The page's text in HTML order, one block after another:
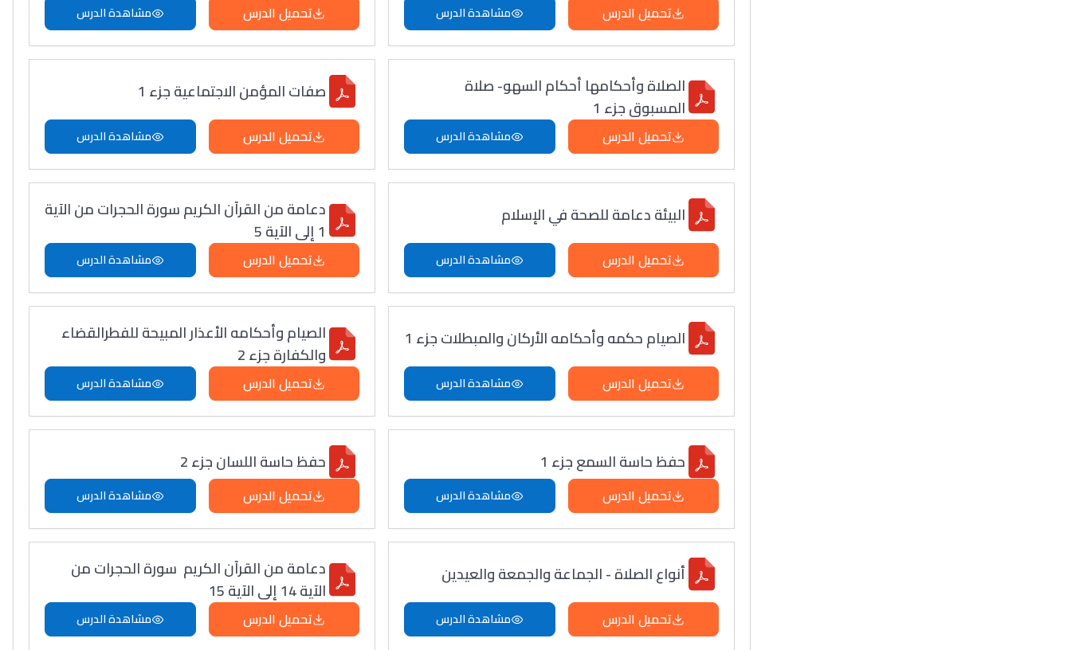
تحميل الدرس مشاهدة الدرس تحميل الدرس مشاهدة الدرس
الصلاة وأحكامها أحكام السهو- صلاة
المسبوق جزء 1
تحميل الدرس مشاهدة الدرس
صفات المؤمن الاجتماعية جزء 1
تحميل الدرس مشاهدة الدرس
البيئة دعامة للصحة في الإسلام
تحميل الدرس مشاهدة الدرس
دعامة من القرآن الكريم سورة الحجرات من الآية
1 إلى الآية 5
تحميل الدرس مشاهدة الدرس
الصيام حكمه وأحكامه الأركان والمبطلات جزء 1
تحميل الدرس مشاهدة الدرس
الصيام وأحكامه الأعذار المبيحة للفطرالقضاء
والكفارة جزء 2
تحميل الدرس مشاهدة الدرس
حفظ حاسة السمع جزء 1
تحميل الدرس مشاهدة الدرس
حفظ حاسة اللسان جزء 2
تحميل الدرس مشاهدة الدرس
أنواع الصلاة - الجماعة والجمعة والعيدين
تحميل الدرس مشاهدة الدرس
دعامة من القرآن الكريم سورة الحجرات من
الآية 14 إلى الآية 15
تحميل الدرس مشاهدة الدرس